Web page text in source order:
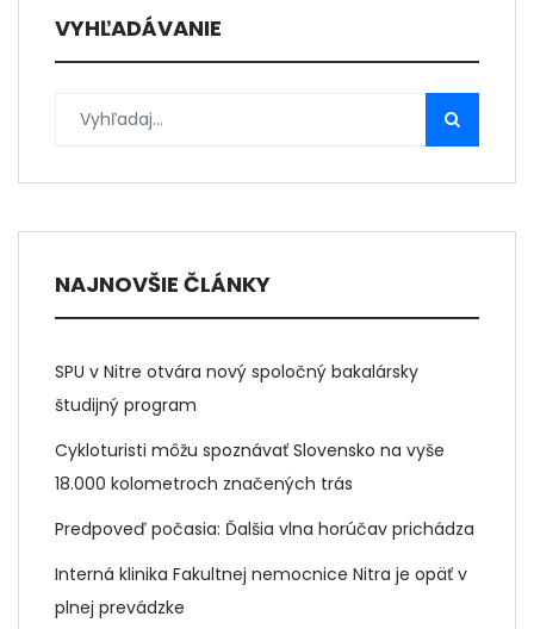
VYHĽADÁVANIE
NAJNOVŠIE ČLÁNKY
SPU v Nitre otvára nový spoločný bakalársky
študijný program
Cykloturisti môžu spoznávať Slovensko na vyše
18.000 kolometroch značených trás
Predpoveď počasia: Ďalšia vlna horúčav prichádza
Interná klinika Fakultnej nemocnice Nitra je opäť v
plnej prevádzke